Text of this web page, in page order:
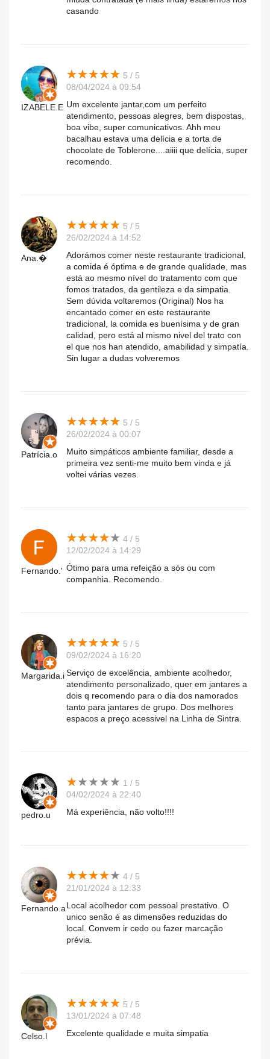
casando
IZABELE.E
★★★★★
★★★★★ 5 / 5
08/04/2024 à 09:54
Um excelente jantar,com um perfeito
atendimento, pessoas alegres, bem dispostas,
boa vibe, super comunicativos. Ahh meu
bacalhau estava uma delícia e a torta de
chocolate de Toblerone....aiiii que delícia, super
recomendo.
Ana.�
★★★★★
★★★★★ 5 / 5
26/02/2024 à 14:52
Adorámos comer neste restaurante tradicional,
a comida é óptima e de grande qualidade, mas
está ao mesmo nível do tratamento com que
fomos tratados, da gentileza e da simpatia.
Sem dúvida voltaremos (Original) Nos ha
encantado comer en este restaurante
tradicional, la comida es buenísima y de gran
calidad, pero está al mismo nivel del trato con
el que nos han atendido, amabilidad y simpatía.
Sin lugar a dudas volveremos
Patrícia.o
★★★★★
★★★★★ 5 / 5
26/02/2024 à 00:07
Muito simpáticos ambiente familiar, desde a
primeira vez senti-me muito bem vinda e já
voltei várias vezes.
Fernando.'
★★★★★
★★★★★ 4 / 5
12/02/2024 à 14:29
Ótimo para uma refeição a sós ou com
companhia. Recomendo.
Margarida.i
★★★★★
★★★★★ 5 / 5
09/02/2024 à 16:20
Serviço de excelência, ambiente acolhedor,
atendimento personalizado, quer em jantares a
dois q recomendo para o dia dos namorados
tanto para jantares de grupo. Dos melhores
espacos a preço acessivel na Linha de Sintra.
pedro.u
★★★★★
★★★★★ 1 / 5
04/02/2024 à 22:40
Má experiência, não volto!!!!
Fernando.a
★★★★★
★★★★★ 4 / 5
21/01/2024 à 12:33
Local acolhedor com pessoal prestativo. O
unico senão é as dimensões reduzidas do
local. Convem ir cedo ou fazer marcação
prévia.
Celso.l
★★★★★
★★★★★ 5 / 5
13/01/2024 à 07:48
Excelente qualidade e muita simpatia